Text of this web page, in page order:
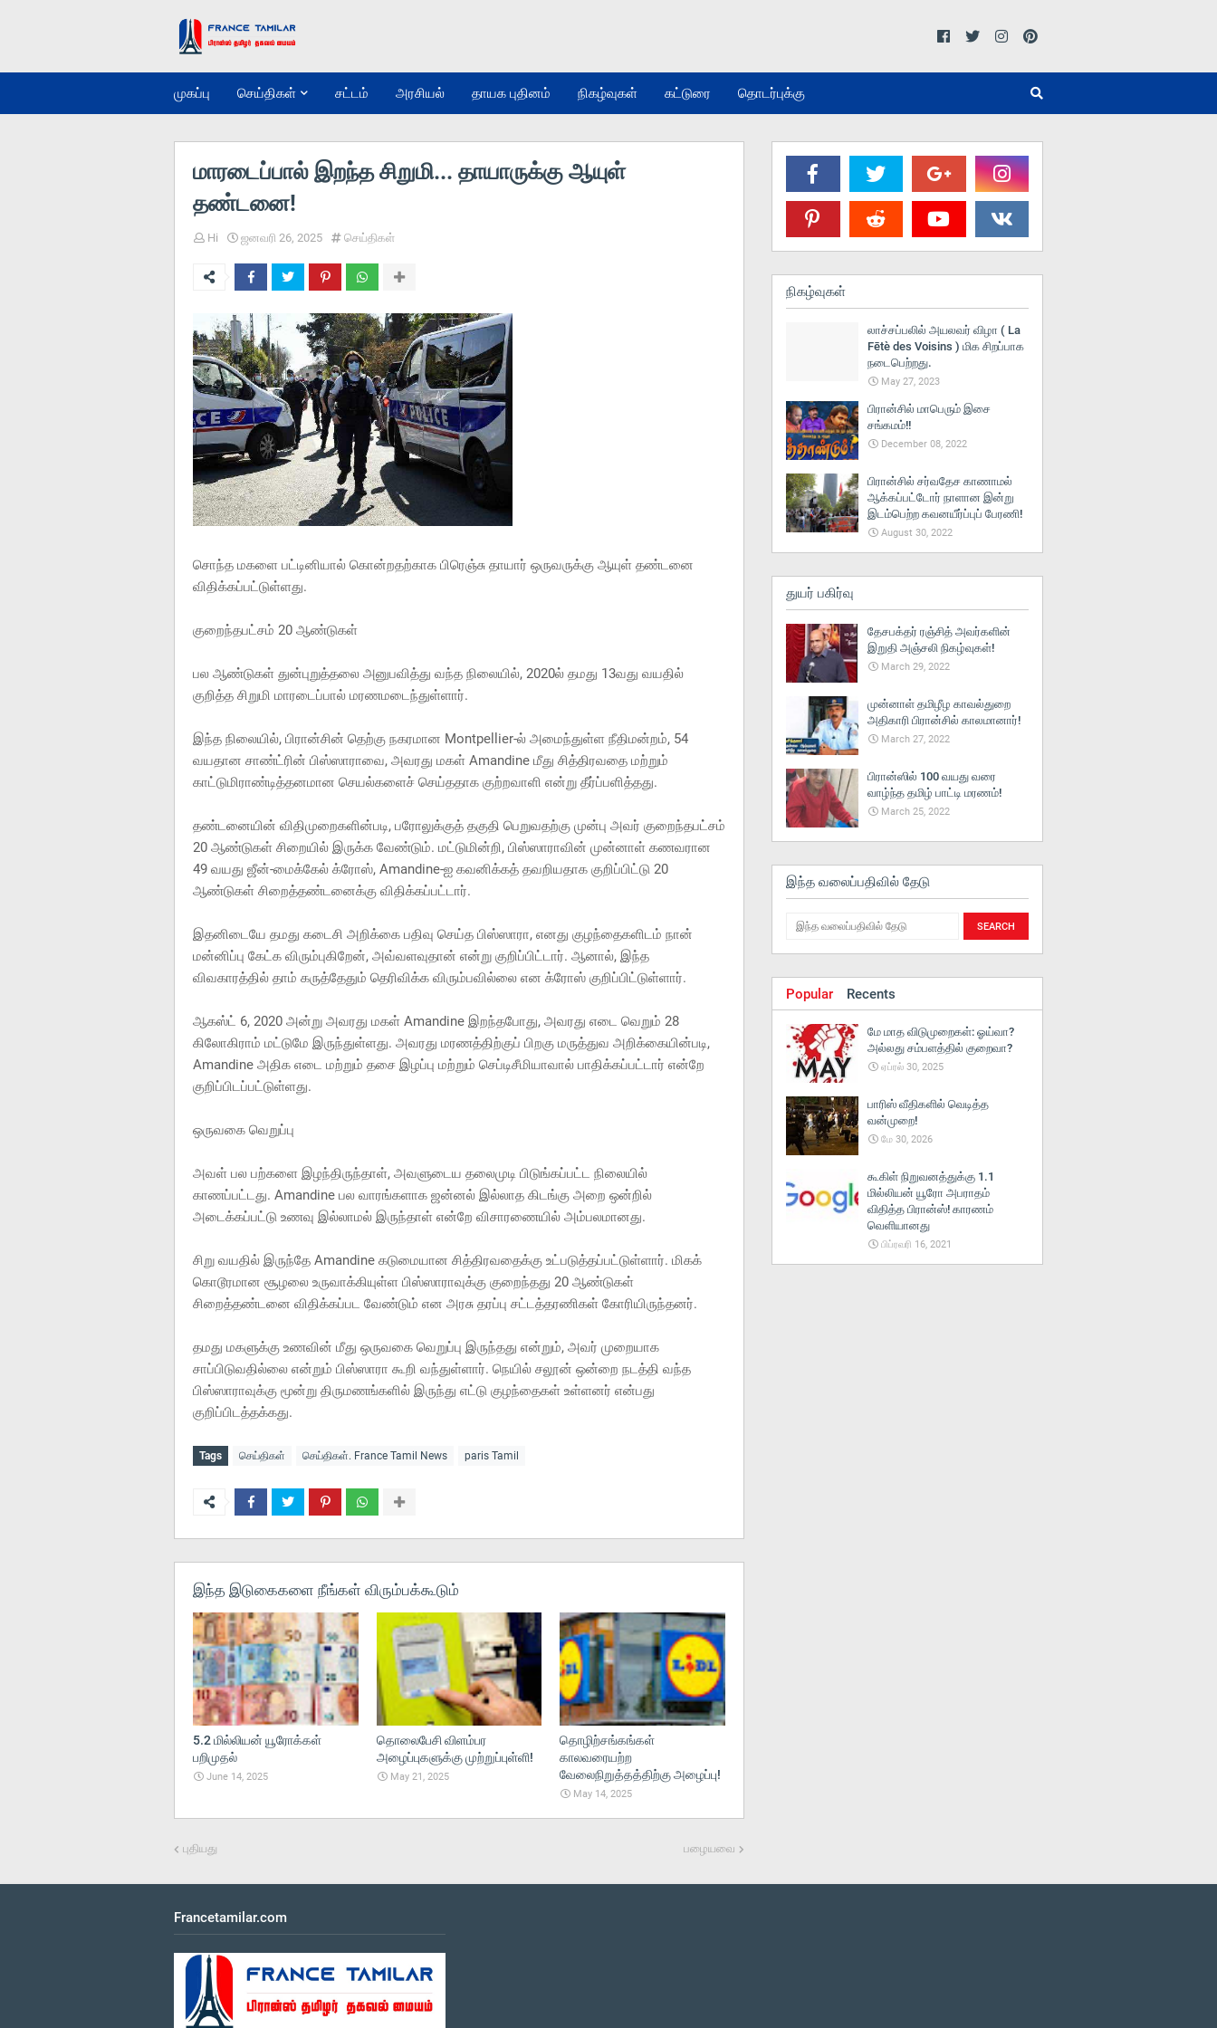
முகப்பு செய்திகள் சட்டம் அரசியல் தாயக புதினம் நிகழ்வுகள் கட்டுரை தொடர்புக்கு
மாரடைப்பால் இறந்த சிறுமி... தாயாருக்கு ஆயுள்
தண்டனை!
Hi ஜனவரி 26, 2025 செய்திகள்
சொந்த மகளை பட்டினியால் கொன்றதற்காக பிரெஞ்சு தாயார் ஒருவருக்கு ஆயுள் தண்டனை
விதிக்கப்பட்டுள்ளது.
குறைந்தபட்சம் 20 ஆண்டுகள்
பல ஆண்டுகள் துன்புறுத்தலை அனுபவித்து வந்த நிலையில், 2020ல் தமது 13வது வயதில்
குறித்த சிறுமி மாரடைப்பால் மரணமடைந்துள்ளார்.
இந்த நிலையில், பிரான்சின் தெற்கு நகரமான Montpellier-ல் அமைந்துள்ள நீதிமன்றம், 54
வயதான சாண்ட்ரின் பிஸ்ஸாராவை, அவரது மகள் Amandine மீது சித்திரவதை மற்றும்
காட்டுமிராண்டித்தனமான செயல்களைச் செய்ததாக குற்றவாளி என்று தீர்ப்பளித்தது.
தண்டனையின் விதிமுறைகளின்படி, பரோலுக்குத் தகுதி பெறுவதற்கு முன்பு அவர் குறைந்தபட்சம்
20 ஆண்டுகள் சிறையில் இருக்க வேண்டும். மட்டுமின்றி, பிஸ்ஸாராவின் முன்னாள் கணவரான
49 வயது ஜீன்-மைக்கேல் க்ரோஸ், Amandine-ஐ கவனிக்கத் தவறியதாக குறிப்பிட்டு 20
ஆண்டுகள் சிறைத்தண்டனைக்கு விதிக்கப்பட்டார்.
இதனிடையே தமது கடைசி அறிக்கை பதிவு செய்த பிஸ்ஸாரா, எனது குழந்தைகளிடம் நான்
மன்னிப்பு கேட்க விரும்புகிறேன், அவ்வளவுதான் என்று குறிப்பிட்டார். ஆனால், இந்த
விவகாரத்தில் தாம் கருத்தேதும் தெரிவிக்க விரும்பவில்லை என க்ரோஸ் குறிப்பிட்டுள்ளார்.
ஆகஸ்ட் 6, 2020 அன்று அவரது மகள் Amandine இறந்தபோது, ​​அவரது எடை வெறும் 28
கிலோகிராம் மட்டுமே இருந்துள்ளது. அவரது மரணத்திற்குப் பிறகு மருத்துவ அறிக்கையின்படி,
Amandine அதிக எடை மற்றும் தசை இழப்பு மற்றும் செப்டிசீமியாவால் பாதிக்கப்பட்டார் என்றே
குறிப்பிடப்பட்டுள்ளது.
ஒருவகை வெறுப்பு
அவள் பல பற்களை இழந்திருந்தாள், அவளுடைய தலைமுடி பிடுங்கப்பட்ட நிலையில்
காணப்பட்டது. Amandine பல வாரங்களாக ஜன்னல் இல்லாத கிடங்கு அறை ஒன்றில்
அடைக்கப்பட்டு உணவு இல்லாமல் இருந்தாள் என்றே விசாரணையில் அம்பலமானது.
சிறு வயதில் இருந்தே Amandine கடுமையான சித்திரவதைக்கு உட்படுத்தப்பட்டுள்ளார். மிகக்
கொடூரமான சூழலை உருவாக்கியுள்ள பிஸ்ஸாராவுக்கு குறைந்தது 20 ஆண்டுகள்
சிறைத்தண்டனை விதிக்கப்பட வேண்டும் என அரசு தரப்பு சட்டத்தரணிகள் கோரியிருந்தனர்.
தமது மகளுக்கு உணவின் மீது ஒருவகை வெறுப்பு இருந்தது என்றும், அவர் முறையாக
சாப்பிடுவதில்லை என்றும் பிஸ்ஸாரா கூறி வந்துள்ளார். நெயில் சலூன் ஒன்றை நடத்தி வந்த
பிஸ்ஸாராவுக்கு மூன்று திருமணங்களில் இருந்து எட்டு குழந்தைகள் உள்ளனர் என்பது
குறிப்பிடத்தக்கது.
Tags செய்திகள் செய்திகள். France Tamil News paris Tamil
இந்த இடுகைகளை நீங்கள் விரும்பக்கூடும்
5.2 மில்லியன் யூரோக்கள்
பறிமுதல்
June 14, 2025
தொலைபேசி விளம்பர
அழைப்புகளுக்கு முற்றுப்புள்ளி!
May 21, 2025
தொழிற்சங்கங்கள்
காலவரையற்ற
வேலைநிறுத்தத்திற்கு அழைப்பு!
May 14, 2025
புதியது பழையவை
நிகழ்வுகள்
லாச்சப்பலில் அயலவர் விழா ( La
Fētè des Voisins ) மிக சிறப்பாக
நடைபெற்றது.
May 27, 2023
பிரான்சில் மாபெரும் இசை
சங்கமம்!!
December 08, 2022
பிரான்சில் சர்வதேச காணாமல்
ஆக்கப்பட்டோர் நாளான இன்று
இடம்பெற்ற கவனயீர்ப்புப் பேரணி!
August 30, 2022
துயர் பகிர்வு
தேசபக்தர் ரஞ்சித் அவர்களின்
இறுதி அஞ்சலி நிகழ்வுகள்!
March 29, 2022
முன்னாள் தமிழீழ காவல்துறை
அதிகாரி பிரான்சில் காலமானார்!
March 27, 2022
பிரான்ஸில் 100 வயது வரை
வாழ்ந்த தமிழ் பாட்டி மரணம்!
March 25, 2022
இந்த வலைப்பதிவில் தேடு
Popular Recents
மே மாத விடுமுறைகள்: ஓய்வா?
அல்லது சம்பளத்தில் குறைவா?
ஏப்ரல் 30, 2025
பாரிஸ் வீதிகளில் வெடித்த
வன்முறை!
மே 30, 2026
கூகிள் நிறுவனத்துக்கு 1.1
மில்லியன் யூரோ அபராதம்
விதித்த பிரான்ஸ்! காரணம்
வெளியானது
பிப்ரவரி 16, 2021
Francetamilar.com